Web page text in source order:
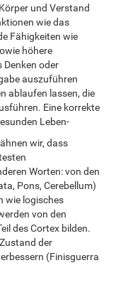
und Verstand
wie das
Fähigkeiten wie
höhere
Denken oder
auszuführen
ablaufen lassen, die
Eine korrekte
Leben-
wir, dass
Worten: von den
Pons, Cerebellum)
wie logisches
von den
des Cortex bilden.
der
(Finisguerra